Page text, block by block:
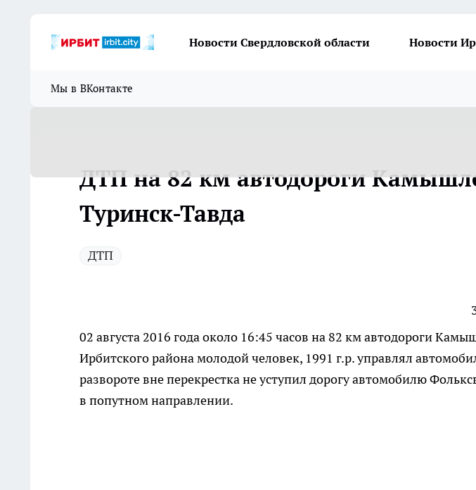
Новости Свердловской области Новости
Мы в ВКонтакте
ДТП на 82 км автодороги
Туринск-Тавда
ДТП
02 августа 2016 года около 16:45 часов на 82 км автодороги
Ирбитского района молодой человек, 1991 г.р. управлял
развороте вне перекрестка не уступил дорогу автомобилю
в попутном направлении.